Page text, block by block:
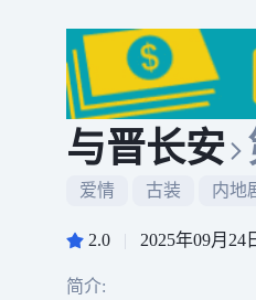
与晋长安
爱情 古装 内地
2.0 | 2025年09月24
简介: